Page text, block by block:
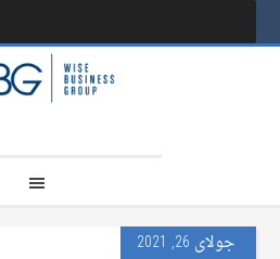
جولای 26, 2021